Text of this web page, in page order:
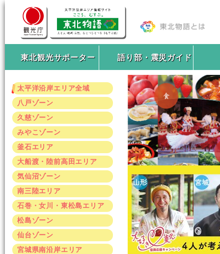
東北観光サポーター 語り部・震災ガイド
太平洋沿岸エリア全域
八戸ゾーン
久慈ゾーン
みやこゾーン
釜石エリア
大船渡・陸前高田エリア
気仙沼ゾーン
南三陸エリア
石巻・女川・東松島エリア
松島ゾーン
仙台ゾーン
宮城県南沿岸エリア